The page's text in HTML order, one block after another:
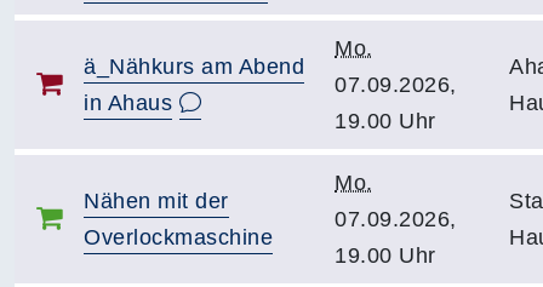
ä_Nähkurs am Abend
in Ahaus
Mo.
07.09.2026,
19.00 Uhr
Nähen mit der
Overlockmaschine
Mo.
07.09.2026,
19.00 Uhr